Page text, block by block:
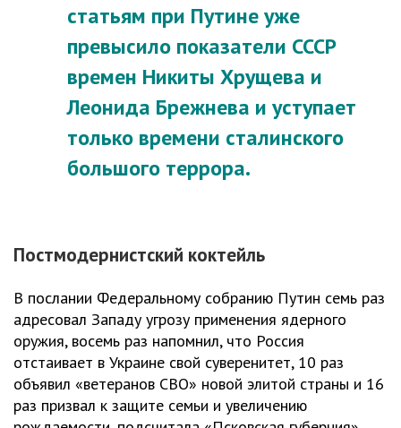
статьям при Путине уже
превысило показатели СССР
времен Никиты Хрущева и
Леонида Брежнева и уступает
только времени сталинского
большого террора.
Постмодернистский коктейль
В послании Федеральному собранию Путин семь раз
адресовал Западу угрозу применения ядерного
оружия, восемь раз напомнил, что Россия
отстаивает в Украине свой суверенитет, 10 раз
объявил «ветеранов СВО» новой элитой страны и 16
раз призвал к защите семьи и увеличению